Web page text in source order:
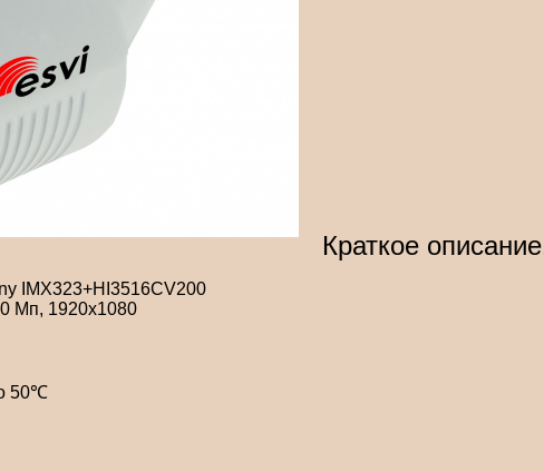
Краткое
IMX323+HI3516CV200
Мп, 1920х1080
50℃